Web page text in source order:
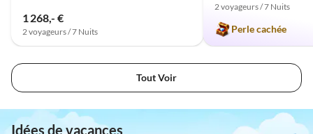
1 268,- €
2 voyageurs / 7 Nuits
2 voyageurs / 7 Nuits
Perle cachée
Tout Voir
Idées de vacances